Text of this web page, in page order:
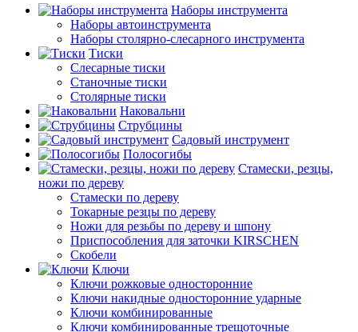
Наборы инструмента
Наборы автоинструмента
Наборы столярно-слесарного инструмента
Тиски
Слесарные тиски
Станочные тиски
Столярные тиски
Наковальни
Струбцины
Садовый инструмент
Полосогибы
Стамески, резцы,
ножи по дереву
Стамески по дереву
Токарные резцы по дереву
Ножи для резьбы по дереву и шпону
Приспособления для заточки KIRSCHEN
Скобели
Ключи
Ключи рожковые односторонние
Ключи накидные односторонние ударные
Ключи комбинированные
Ключи комбинированные трещоточные